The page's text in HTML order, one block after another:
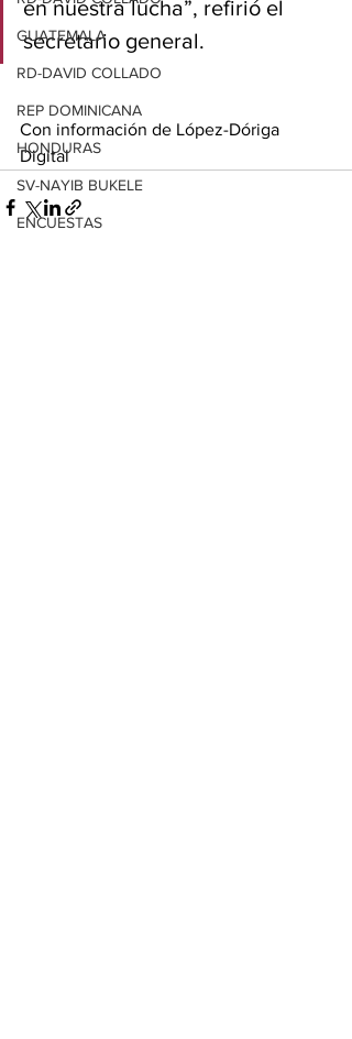
GUATEMALA
RD-DAVID COLLADO
REP DOMINICANA
HONDURAS
SV-NAYIB BUKELE
ENCUESTAS
en nuestra lucha”, refirió el
secretario general.
Con información de López-Dóriga
Digital